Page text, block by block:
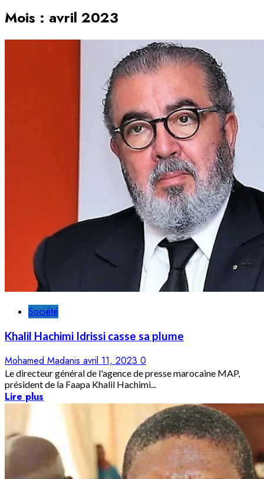
Mois : avril 2023
Société
Khalil Hachimi Idrissi casse sa plume
Mohamed Madanis avril 11, 2023 0
Le directeur général de l'agence de presse marocaine MAP,
président de la Faapa Khalil Hachimi...
Lire plus